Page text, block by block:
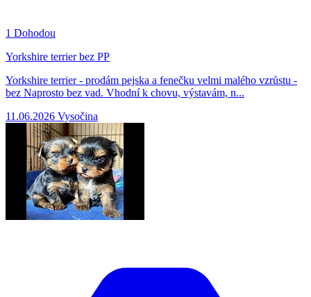
1 Dohodou
Yorkshire terrier bez PP
Yorkshire terrier - prodám pejska a fenečku velmi malého vzrůstu -
bez Naprosto bez vad. Vhodní k chovu, výstavám, n...
11.06.2026 Vysočina